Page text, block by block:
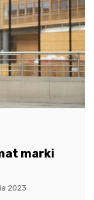
marki
2023